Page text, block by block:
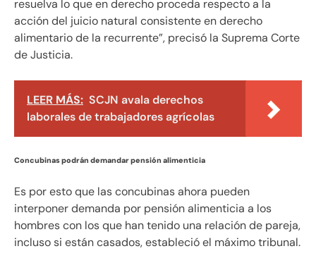
resuelva lo que en derecho proceda respecto a la
acción del juicio natural consistente en derecho
alimentario de la recurrente”, precisó la Suprema Corte
de Justicia.
LEER MÁS: SCJN avala derechos
laborales de trabajadores agrícolas
Concubinas podrán demandar pensión alimenticia
Es por esto que las concubinas ahora pueden
interponer demanda por pensión alimenticia a los
hombres con los que han tenido una relación de pareja,
incluso si están casados, estableció el máximo tribunal.